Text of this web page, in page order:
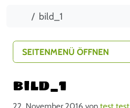
Startbild_1
bild_1
22. November 2016 vontest test
SEITENMENÜ ÖFFNEN